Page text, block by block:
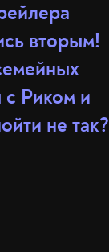
вторым!
с Риком и
не так?